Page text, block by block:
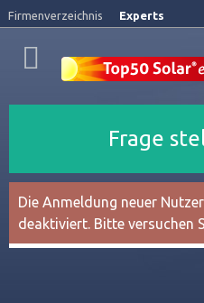
Firmenverzeichnis Experts
Frage
Die Anmeldung neuer
deaktiviert. Bitte versuchen